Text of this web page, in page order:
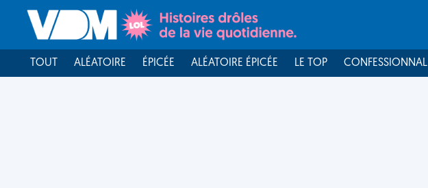
TOUT ALÉATOIRE ÉPICÉE ALÉATOIRE ÉPICÉE LE TOP CONFESSIONNAL